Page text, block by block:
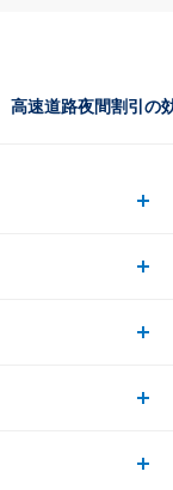
高速道路夜間割引の